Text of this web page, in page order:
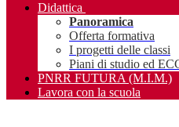
Didattica
Panoramica
Offerta formativa
I progetti delle classi
Piani di studio ed
PNRR FUTURA (M.I.M.)
Lavora con la scuola